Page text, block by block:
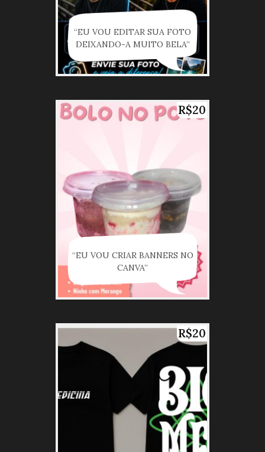
“EU VOU EDITAR SUA FOTO
DEIXANDO-A MUITO BELA”
R$20
“EU VOU CRIAR BANNERS NO
CANVA”
R$20